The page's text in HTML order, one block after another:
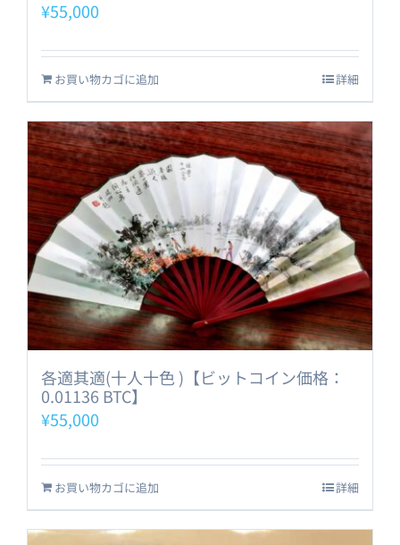
¥55,000
お買い物カゴに追加 詳細
各適其適(十人十色 )【ビットコイン価格：
0.01136 BTC】
¥55,000
お買い物カゴに追加 詳細